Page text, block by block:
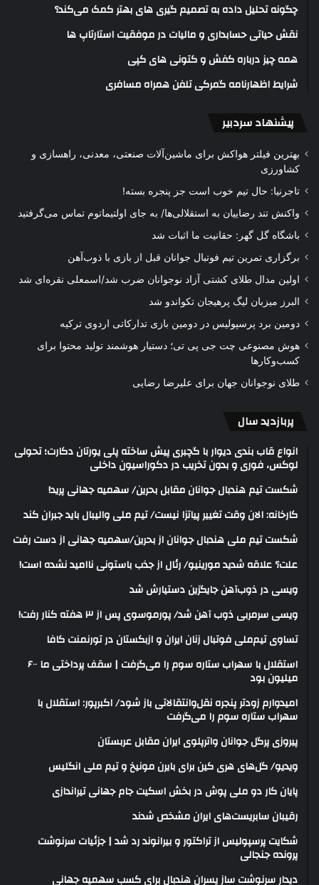
چگونه تحلیل داده به تصمیم گیری های بهتر کمک می‌کند؟
نقش حیاتی حسابداری و مالیات در موفقیت استارتاپ ها
همه چیز درباره کفش و کتونی های کپی
شرایط اظهارنامه گمرکی تلفن همراه مسافری
پیشنهاد سردبیر
بهترین فیلتر هواکش برای ماشین‌آلات صنعتی، معدنی، راهسازی و
کشاورزی
تاجرنیا: حال تیم خوب است جز پنجره بسته!
واکنش تند رضاییان به استقلالی‌ها/ به جای اولتیماتوم تماس می‌گرفتید
باشگاه گل گهر: حقانیت ما اثبات شد
برگزاری تمرین تیم فوتبال جوانان قبل از بازی با ذوب‌آهن
اولین مدال طلای کشتی آزاد نوجوانان ضرب شد/اسمعلی نقره‌ای شد
البرز میزبان لیگ پرهیجان تکواندو شد
دومین برد پرسپولیس در دومین بازی تدارکاتی اردوی ترکیه
هوش مصنوعی چت جی پی تی؛ دستیار هوشمند تولید محتوا برای
کسب‌وکارها
طلای نوجوانان جهان برای علیرضا رضایی
پربازدید سال
انواع قاب بندی دیوار با گچبری پیش ساخته پلی یورتان دکارت؛ تحولی
لوکس، فوری و بدون تخریب در دکوراسیون داخلی
شکست تیم هندبال جوانان مقابل بحرین/ سهمیه جهانی پرید!
کارخانه: الان وقت تغییر پیاتزا نیست/ تیم ملی والیبال باید جبران کند
شکست تیم ملی هندبال جوانان از بحرین/سهمیه جهانی از دست رفت
علت؟ علاقه شدید مورینیو/ رئال از جذب باستونی ناامید نشده است!
ویسی در ذوب‌آهن جایگزین دستیارش شد
ویسی سرمربی ذوب آهن شد/ پورموسوی پس از ۳ هفته کنار رفت!
تساوی تیم‌ملی فوتبال زنان ایران و ازبکستان در تورنمنت کافا
استقلال با سهراب ستاره سوم را می‌گرفت | سقف پرداختی ما ۶۰۰
میلیون بود
امیدوارم زودتر پنجره نقل‌وانتقالاتی باز شود/ اکبرپور: استقلال با
سهراب ستاره سوم را می‌گرفت
پیروزی پرگل جوانان واترپلوی ایران مقابل عربستان
ویدیو/ گل‌های هری‌ کین برای بایرن مونیخ و تیم ملی انگلیس
پایان کار دو ملی پوش در بخش اسکیت جام جهانی تیراندازی
رقیبان سابریست‌های ایران مشخص شدند
شکایت پرسپولیس از تراکتور و بیرانوند رد شد | جزئیات سرنوشت
پرونده جنجالی
دیدار سرنوشت ساز پسران هندبال برای کسب سهمیه جهانی